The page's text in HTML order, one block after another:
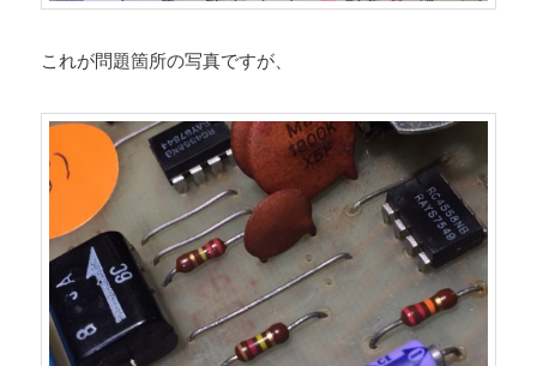
これが問題箇所の写真ですが、